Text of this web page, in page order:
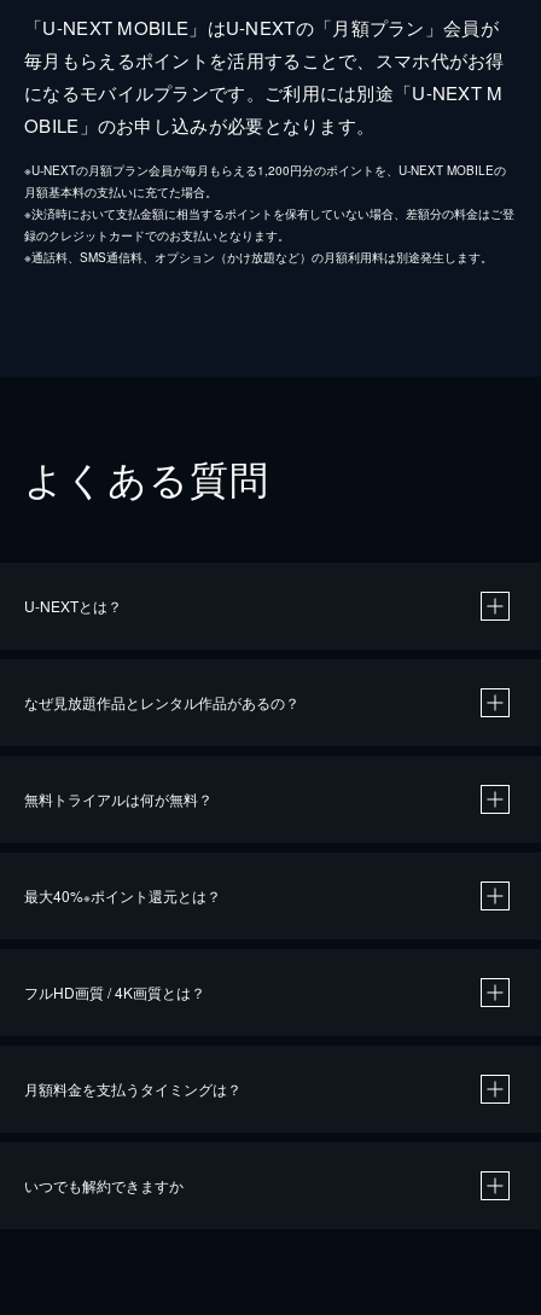
「U-NEXT MOBILE」はU-NEXTの「月額プラン」会員が
毎月もらえるポイントを活用することで、スマホ代がお得
になるモバイルプランです。ご利用には別途「U-NEXT M
OBILE」のお申し込みが必要となります。
※U-NEXTの月額プラン会員が毎月もらえる1,200円分のポイントを、U-NEXT MOBILEの
月額基本料の支払いに充てた場合。
※決済時において支払金額に相当するポイントを保有していない場合、差額分の料金はご登
録のクレジットカードでのお支払いとなります。
※通話料、SMS通信料、オプション（かけ放題など）の月額利用料は別途発生します。
よくある質問
U-NEXTとは？
なぜ見放題作品とレンタル作品があるの？
無料トライアルは何が無料？
最大40%※ポイント還元とは？
※40％ポイント還元の対象は、クレジットカード決済による作品の購入 / レンタルです。
iOSアプリのUコイン決済による作品の購入 / レンタルは、20％のポイント還元です。
フルHD画質 / 4K画質とは？
月額料金を支払うタイミングは？
いつでも解約できますか